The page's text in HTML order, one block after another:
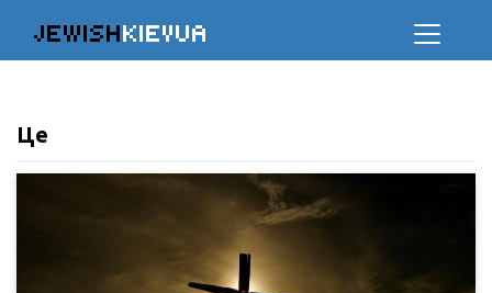
JEWISHKIEVUA
Це